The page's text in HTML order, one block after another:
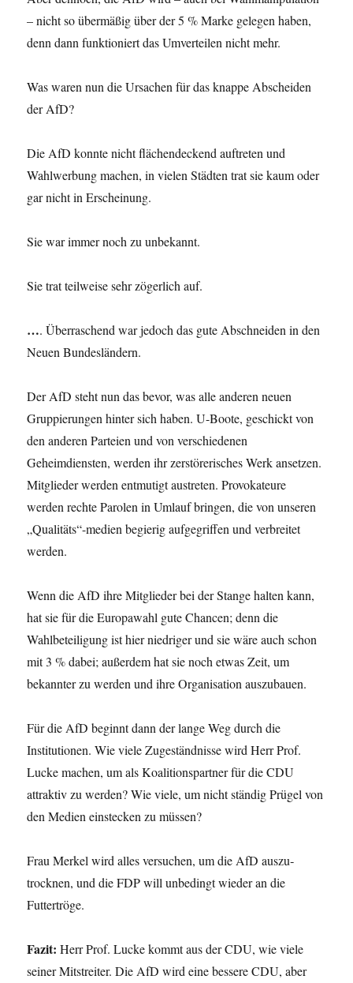
– nicht so übermäßig über der 5 % Marke gelegen haben,
denn dann funktioniert das Umverteilen nicht mehr.
Was waren nun die Ursachen für das knappe Abscheiden
der AfD?
Die AfD konnte nicht flächendeckend auftreten und
Wahlwerbung machen, in vielen Städten trat sie kaum oder
gar nicht in Erscheinung.
Sie war immer noch zu unbekannt.
Sie trat teilweise sehr zögerlich auf.
…. Überraschend war jedoch das gute Abschneiden in den
Neuen Bundesländern.
Der AfD steht nun das bevor, was alle anderen neuen
Gruppierungen hinter sich haben. U-Boote, geschickt von
den anderen Parteien und von ver­schiedenen
Geheimdiensten, werden ihr zerstöre­risches Werk ansetzen.
Mitglieder werden entmutigt austreten. Provokateure
werden rechte Parolen in Umlauf bringen, die von unseren
„Qualitäts“-medien begierig aufgegriffen und verbreitet
werden.
Wenn die AfD ihre Mitglieder bei der Stange halten kann,
hat sie für die Europawahl gute Chancen; denn die
Wahlbeteiligung ist hier niedriger und sie wäre auch schon
mit 3 % dabei; außerdem hat sie noch etwas Zeit, um
bekannter zu werden und ihre Organisation auszubauen.
Für die AfD beginnt dann der lange Weg durch die
Institutionen. Wie viele Zugeständnisse wird Herr Prof.
Lucke machen, um als Koalitionspartner für die CDU
attraktiv zu werden? Wie viele, um nicht ständig Prügel von
den Medien einstecken zu müssen?
Frau Merkel wird alles versuchen, um die AfD auszu­
trocknen, und die FDP will unbedingt wieder an die
Futtertröge.
Fazit:Herr Prof. Lucke kommt aus der CDU, wie viele
seiner Mitstreiter. Die AfD wird eine bessere CDU, aber